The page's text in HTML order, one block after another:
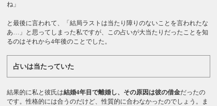
ね」
と最後に言われて、「結局ラストは当たり障りのないことを言われたな
あ…」と思ってしまった私ですが、この占いが大当たりだったことを知
るのはそれから4年後のことでした。
占いは当たっていた
結果的に私と彼氏は結婚4年目で離婚し、その原因は彼の借金だったの
です。性格的には合うのだけど、性質的に合わなかったのでしょう。ま